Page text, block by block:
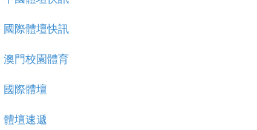
國際體壇快訊
澳門校園體育
國際體壇
體壇速遞